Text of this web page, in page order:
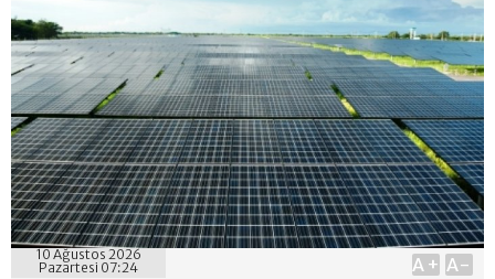
10 Ağustos 2026
Pazartesi 07:24
A+ A-